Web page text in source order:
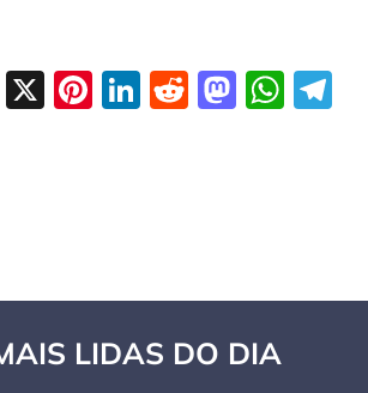
Facebook
X Pinterest
LinkedIn
Reddit
LIDAS DO DIA